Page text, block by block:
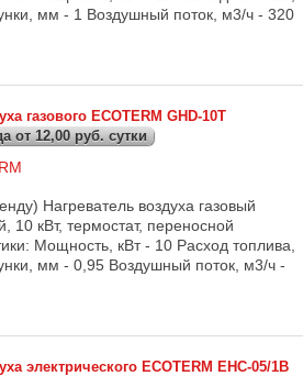
мм - 1 Воздушный поток, м3/ч - 320
газового ECOTERM GHD-10T
от 12,00 руб. сутки
Нагреватель воздуха газовый
10 кВт, термостат, переносной
Мощность, кВт - 10 Расход топлива,
мм - 0,95 Воздушный поток, м3/ч -
электрического ECOTERM EHC-05/1B